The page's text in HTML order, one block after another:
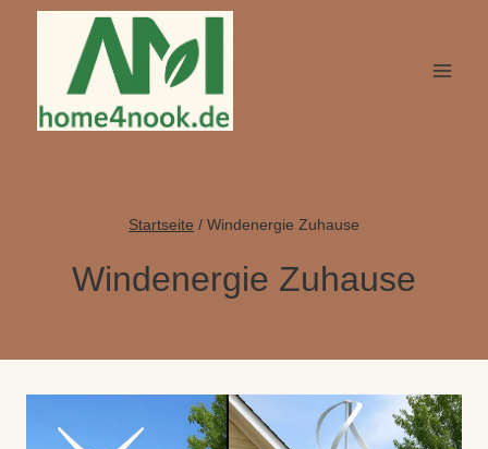
Startseite / Windenergie Zuhause
Windenergie Zuhause